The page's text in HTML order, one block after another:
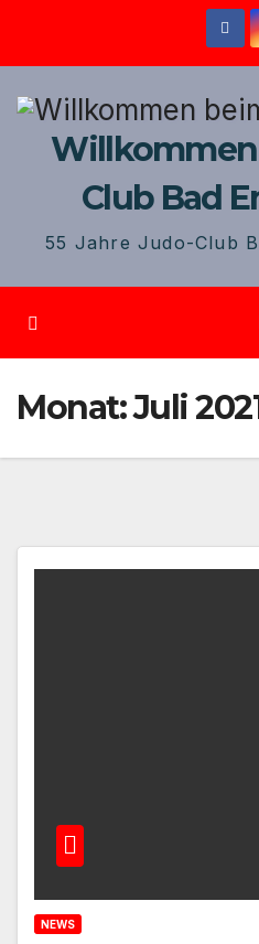
Club Bad
55 Jahre Judo-Club
Monat:Juli
NEWS